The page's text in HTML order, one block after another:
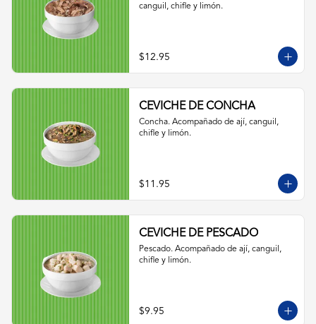
canguil, chifle y limón.
$12.95
CEVICHE DE CONCHA
Concha. Acompañado de ají, canguil,
chifle y limón.
$11.95
CEVICHE DE PESCADO
Pescado. Acompañado de ají, canguil,
chifle y limón.
$9.95